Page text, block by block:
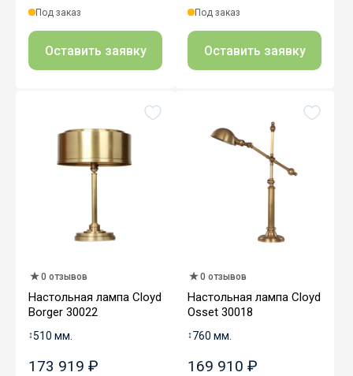
Под заказ
Оставить заявку
Под заказ
Оставить заявку
0 отзывов
Настольная лампа Cloyd
Borger 30022
↕510 мм.
173 919 ₽
0 отзывов
Настольная лампа Cloyd
Osset 30018
↕760 мм.
169 910 ₽